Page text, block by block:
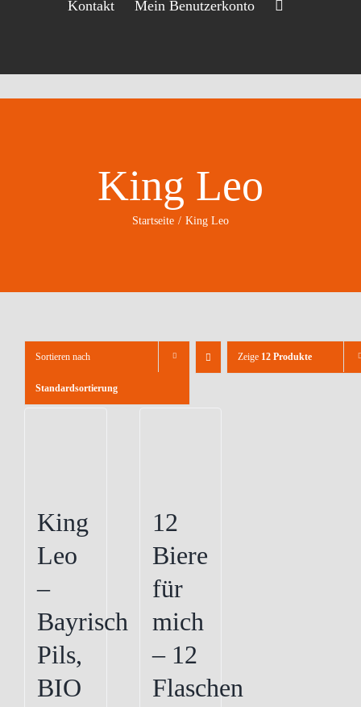
Kontakt Mein Benutzerkonto
King Leo
Startseite King Leo
Sortieren nach
Standardsortierung
Zeige 12 Produkte
King
Leo
–
Bayrisch
Pils,
BIO
12
Biere
für
mich
– 12
Flaschen